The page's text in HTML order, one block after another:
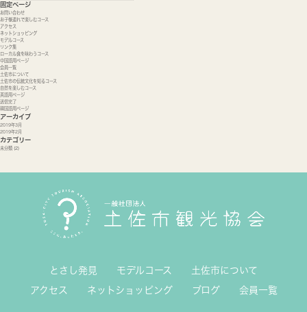
固定ページ
お問い合わせ
お子様連れで楽しむコース
アクセス
ネットショッピング
モデルコース
リンク集
ローカル食を味わうコース
中国語用ページ
会員一覧
土佐市について
土佐市の伝統文化を知るコース
自然を楽しむコース
英語用ページ
送信完了
韓国語用ページ
アーカイブ
2019年3月
2019年2月
カテゴリー
未分類 (2)
とさし発見 モデルコース 土佐市について
アクセス ネットショッピング ブログ 会員一覧